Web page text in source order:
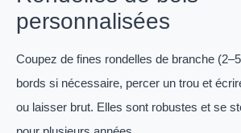
personnalisées
Coupez de fines rondelles de branche
bords si nécessaire, percer un trou et
ou laisser brut. Elles sont robustes et se